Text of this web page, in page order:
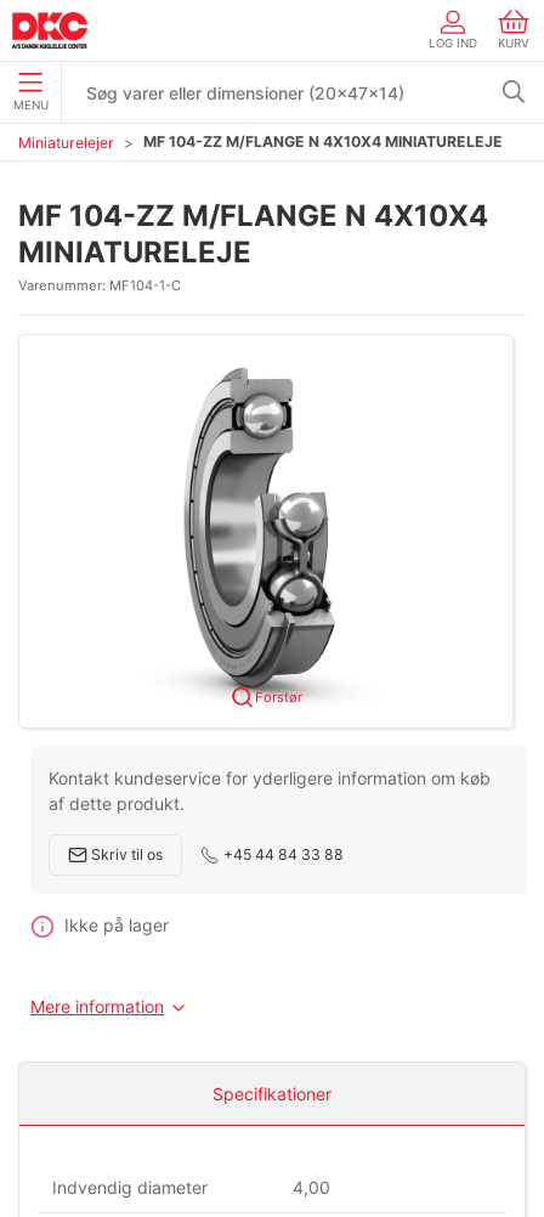
LOG IND KURV
MENU
Miniaturelejer MF 104-ZZ M/FLANGE N 4X10X4 MINIATURELEJE
MF 104-ZZ M/FLANGE N 4X10X4
MINIATURELEJE
Varenummer: MF104-1-C
Forstør
Kontakt kundeservice for yderligere information om køb
af dette produkt.
Skriv til os +45 44 84 33 88
Ikke på lager
Mere information
Specifikationer
Indvendig diameter 4,00